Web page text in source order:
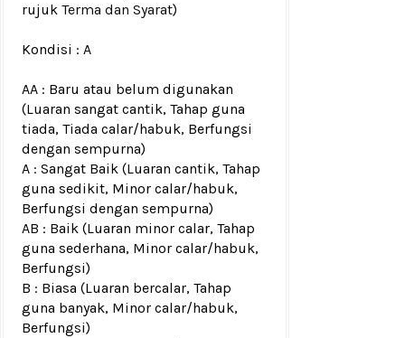
rujuk Terma dan Syarat)
Kondisi : A
AA : Baru atau belum digunakan
(Luaran sangat cantik, Tahap guna
tiada, Tiada calar/habuk, Berfungsi
dengan sempurna)
A : Sangat Baik (Luaran cantik, Tahap
guna sedikit, Minor calar/habuk,
Berfungsi dengan sempurna)
AB : Baik (Luaran minor calar, Tahap
guna sederhana, Minor calar/habuk,
Berfungsi)
B : Biasa (Luaran bercalar, Tahap
guna banyak, Minor calar/habuk,
Berfungsi)